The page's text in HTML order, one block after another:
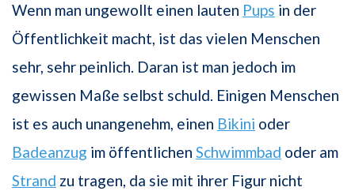
Wenn man ungewollt einen lauten Pups in der
Öffentlichkeit macht, ist das vielen Menschen
sehr, sehr peinlich. Daran ist man jedoch im
gewissen Maße selbst schuld. Einigen Menschen
ist es auch unangenehm, einen Bikini oder
Badeanzug im öffentlichen Schwimmbad oder am
Strand zu tragen, da sie mit ihrer Figur nicht